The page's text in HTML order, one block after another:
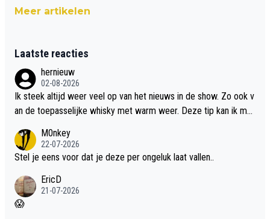
Meer artikelen
Laatste reacties
hernieuw
02-08-2026
Ik steek altijd weer veel op van het nieuws in de show. Zo ook v
an de toepasselijke whisky met warm weer. Deze tip kan ik met
M0nkey
22-07-2026
Stel je eens voor dat je deze per ongeluk laat vallen..
EricD
21-07-2026
😱